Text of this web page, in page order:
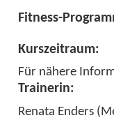
Fitness-
Kurszeitraum:
Für nähere
Trainerin:
Renata Enders